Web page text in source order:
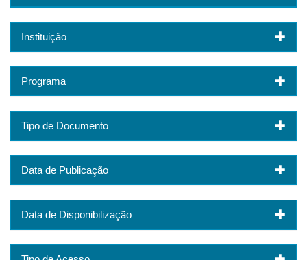
Instituição
Programa
Tipo de Documento
Data de Publicação
Data de Disponibilização